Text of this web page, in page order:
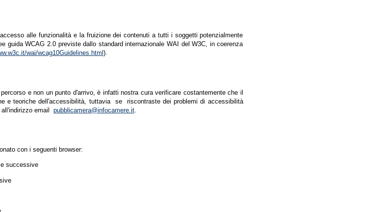
alle funzionalità e la fruizione dei contenuti a tutti i soggetti potenzialmente
guida WCAG 2.0 previste dallo standard internazionale WAI del W3C, in coerenza
wai/wcag10Guidelines.html ).
e non un punto d'arrivo, è infatti nostra cura verificare costantemente che il
e teoriche dell'accessibilità, tuttavia se riscontraste dei problemi di accessibilità
email pubblicamera@infocamere.it.
con i seguenti browser:
successive